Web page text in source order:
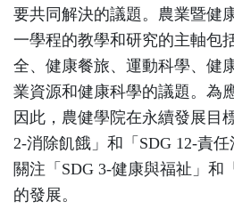
要共同解決的議題。農業暨健
一學程的教學和研究的主軸包
全、健康餐旅、運動科學、健
業資源和健康科學的議題。為
因此，農健學院在永續發展目
2-消除飢餓」和「SDG 12-責
關注「SDG 3-健康與福祉」和
的發展。